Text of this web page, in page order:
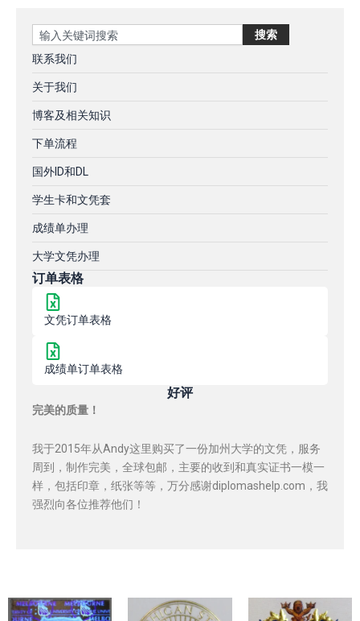
Search 搜索
联系我们
关于我们
博客及相关知识
下单流程
国外ID和DL
学生卡和文凭套
成绩单办理
大学文凭办理
订单表格
文凭订单表格
成绩单订单表格
好评
完美的质量！
我于2015年从Andy这里购买了一份加州大学的文凭，服务
周到，制作完美，全球包邮，主要的收到和真实证书一模一
样，包括印章，纸张等等，万分感谢diplomashelp.com，我
强烈向各位推荐他们！